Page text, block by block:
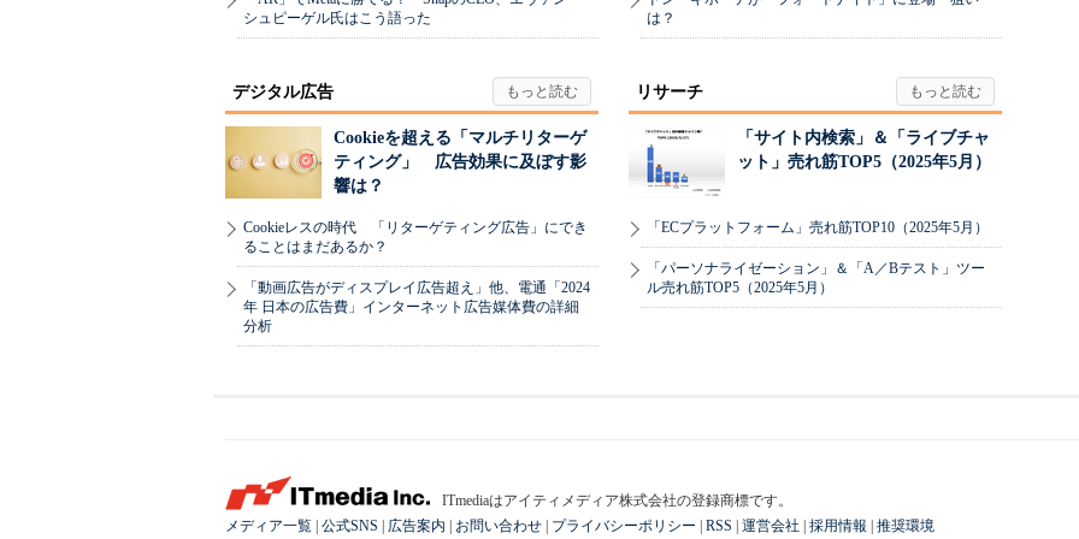
シュピーゲル氏はこう語った
は？
デジタル広告
Cookieを超える「マルチリターゲ
ティング」 広告効果に及ぼす影
響は？
Cookieレスの時代 「リターゲティング広告」にでき
ることはまだあるか？
「動画広告がディスプレイ広告超え」他、電通「2024
年 日本の広告費」インターネット広告媒体費の詳細
分析
リサーチ
「サイト内検索」＆「ライブチャ
ット」売れ筋TOP5（2025年5月）
「ECプラットフォーム」売れ筋TOP10（2025年5月）
「パーソナライゼーション」＆「A／Bテスト」ツー
ル売れ筋TOP5（2025年5月）
ITmediaはアイティメディア株式会社の登録商標です。
メディア一覧 公式SNS 広告案内 お問い合わせ プライバシーポリシー RSS 運営会社 採用情報 推奨環境